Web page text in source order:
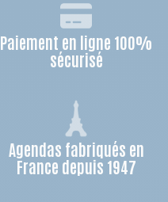
Paiement en ligne 100%
sécurisé
Agendas fabriqués en
France depuis 1947